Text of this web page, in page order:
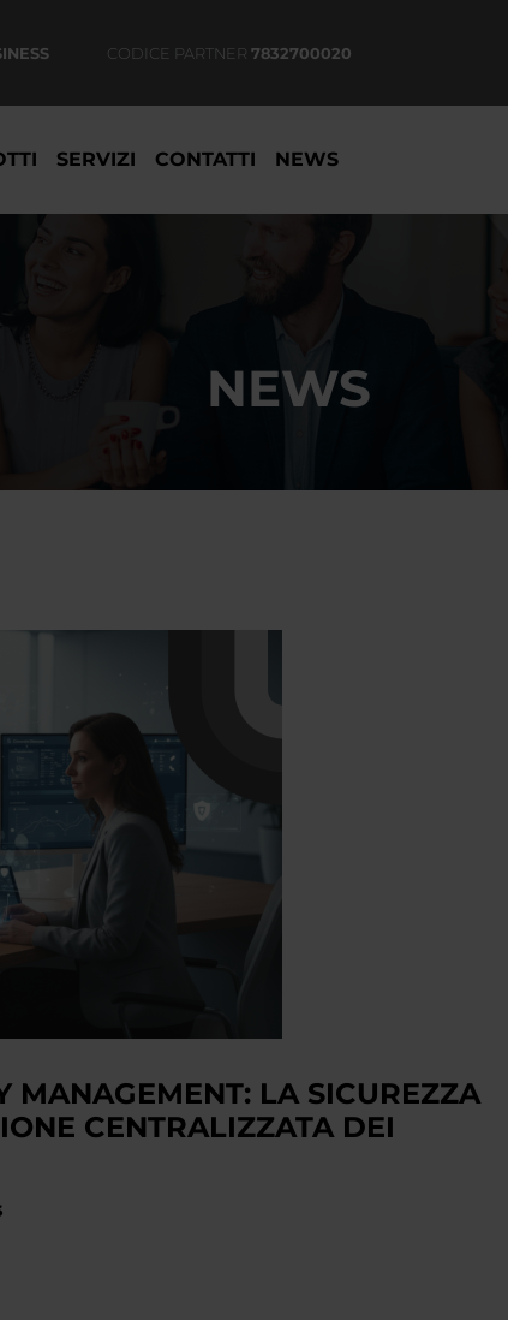
CODICE PARTNER 7832700020
SERVIZI CONTATTI NEWS
NEWS
MANAGEMENT: LA SICUREZZA
CENTRALIZZATA DEI